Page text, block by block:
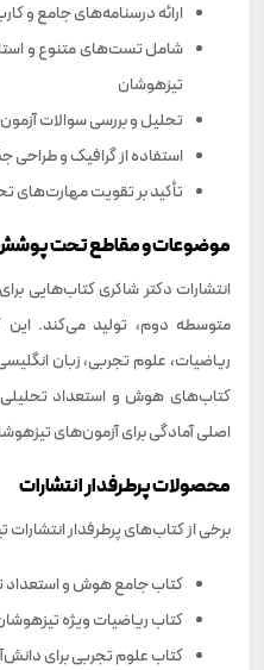
ارائه درسنامه‌های جامع و
شامل تست‌های متنوع و
تیزهوشان
تحلیل و بررسی سوالات
استفاده از گرافیک و طراحی
تأکید بر تقویت مهارت‌های
موضوعات و مقاطع تحت
انتشارات دکتر شاکری کتاب‌هایی
متوسطه دوم، تولید می‌کند.
ریاضیات، علوم تجربی، زبان
کتاب‌های هوش و استعداد تحلیلی
اصلی آمادگی برای آزمون‌های
محصولات پرطرفدار انتشارات
برخی از کتاب‌های پرطرفدار انتشارات
کتاب جامع هوش و استعداد
کتاب ریاضیات ویژه
کتاب علوم تجربی برای